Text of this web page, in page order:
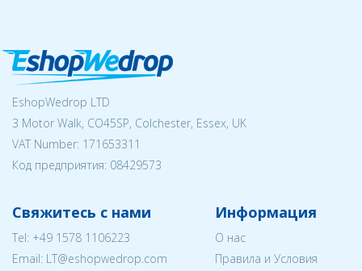
EshopWedrop LTD
3 Motor Walk, CO45SP, Colchester, Essex, UK
VAT Number: 171653311
Код предприятия: 08429573
Свяжитесь с нами
Tel: +49 1578 1106223
Email: LT@eshopwedrop.com
Информация
О нас
Правила и Условия